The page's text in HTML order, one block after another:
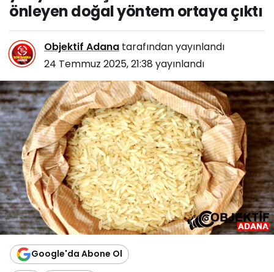
önleyen doğal yöntem ortaya çıktı
Objektif Adana tarafından yayınlandı
24 Temmuz 2025, 21:38 yayınlandı
Google'da Abone Ol